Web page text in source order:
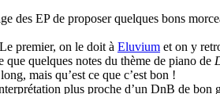
des EP de proposer quelques bons
premier, on le doit à Eluvium et on y
que quelques notes du thème de piano de
mais qu’est ce que c’est bon !
plus proche d’un DnB de bon